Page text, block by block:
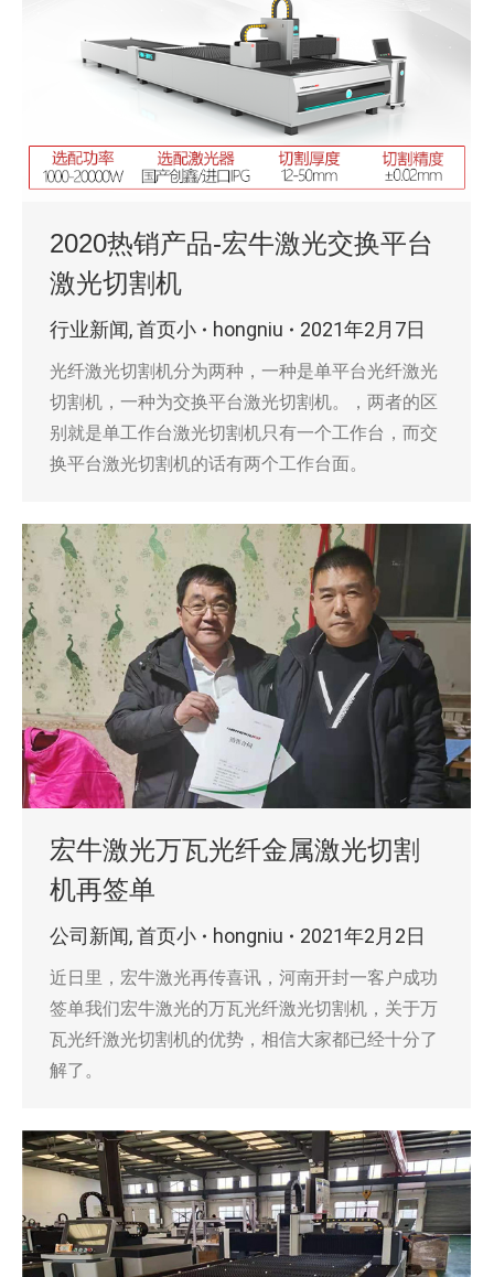
2020热销产品-宏牛激光交换平台
激光切割机
行业新闻,首页小 hongniu 2021年2月7日
光纤激光切割机分为两种，一种是单平台光纤激光
切割机，一种为交换平台激光切割机。，两者的区
别就是单工作台激光切割机只有一个工作台，而交
换平台激光切割机的话有两个工作台面。
宏牛激光万瓦光纤金属激光切割
机再签单
公司新闻,首页小 hongniu 2021年2月2日
近日里，宏牛激光再传喜讯，河南开封一客户成功
签单我们宏牛激光的万瓦光纤激光切割机，关于万
瓦光纤激光切割机的优势，相信大家都已经十分了
解了。